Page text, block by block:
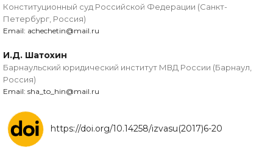
Конституционный суд Российской Федерации (Санкт-
Петербург, Россия)
Email: achechetin@mail.ru
И.Д. Шатохин
Барнаульский юридический институт МВД России (Барнаул,
Россия)
Email: sha_to_hin@mail.ru
https://doi.org/10.14258/izvasu(2017)6-20